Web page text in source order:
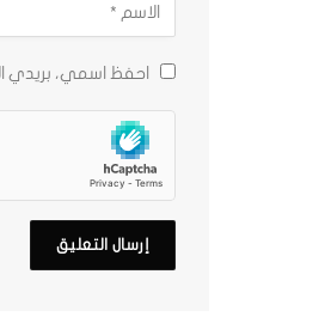
احفظ اسمي، بريدي